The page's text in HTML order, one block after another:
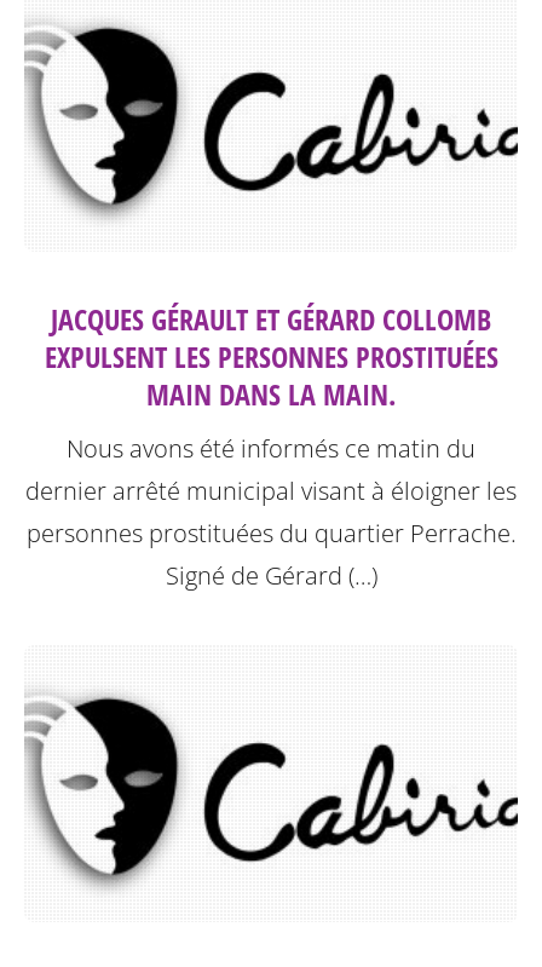
JACQUES GÉRAULT ET GÉRARD COLLOMB
EXPULSENT LES PERSONNES PROSTITUÉES
MAIN DANS LA MAIN.
Nous avons été informés ce matin du
dernier arrêté municipal visant à éloigner les
personnes prostituées du quartier Perrache.
Signé de Gérard (…)